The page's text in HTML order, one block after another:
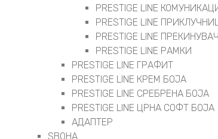
PRESTIGE LINE
PRESTIGE LINE
PRESTIGE LINE
PRESTIGE LINE РАМКИ
PRESTIGE LINE ГРАФИТ
PRESTIGE LINE КРЕМ БОЈА
PRESTIGE LINE СРЕБРЕНА БОЈА
PRESTIGE LINE ЦРНА СОФТ БОЈА
АДАПТЕР
ЅВОНА